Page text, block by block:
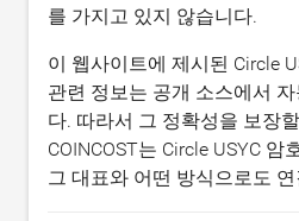
를 가지고 있지 않습니다.
이 웹사이트에 제시된 Circle
관련 정보는 공개 소스에서
다. 따라서 그 정확성을 보장
COINCOST는 Circle USYC 암
그 대표와 어떤 방식으로도